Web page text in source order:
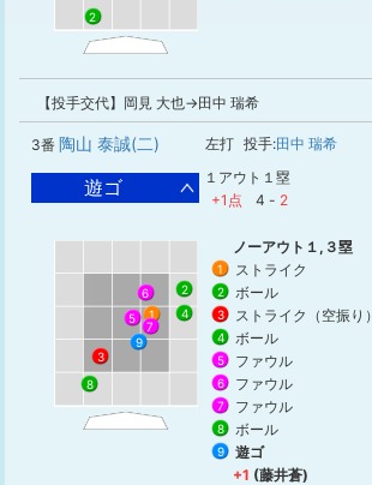
2
【投手交代】岡見 大也→田中 瑞希
3番 陶山 泰誠(二) 左打 投手:田中 瑞希
遊ゴ
１アウト１塁
+1点
4 - 2
1
2
3
4
5
6
7
8
9
ノーアウト１,３塁
1 ストライク
2 ボール
3 ストライク（空振り）
4 ボール
5 ファウル
6 ファウル
7 ファウル
8 ボール
9
遊ゴ
+1 (藤井蒼)